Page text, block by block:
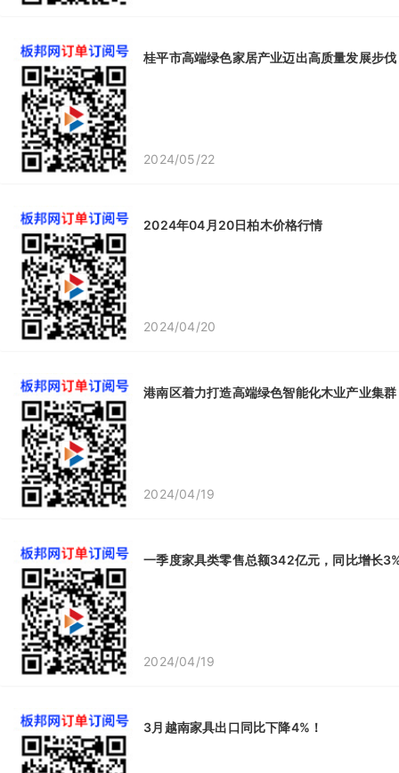
桂平市高端绿色家居产业迈出高质量发展步伐
2024/05/22
2024年04月20日柏木价格行情
2024/04/20
港南区着力打造高端绿色智能化木业产业集群
2024/04/19
一季度家具类零售总额342亿元，同比增长
2024/04/19
3月越南家具出口同比下降4%！